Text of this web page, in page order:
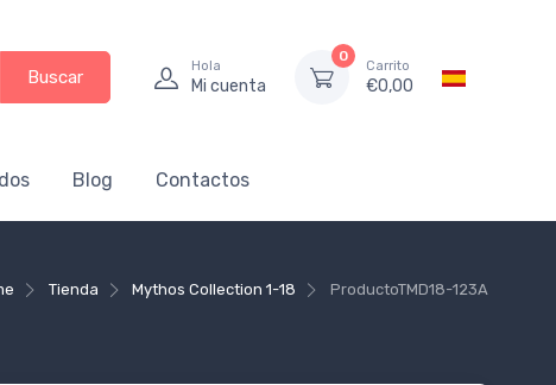
Buscar
Hola
Mi cuenta
0
Carrito
€0,00
Blog Contactos
Tienda Mythos Collection 1-18 ProductoTMD18-123A